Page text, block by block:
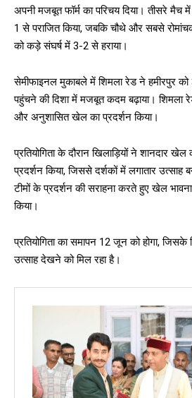
अपनी मजबूत फॉर्म का परिचय दिया। तीसरे मैच
1 से पराजित किया, जबकि चौथे और सबसे
को कड़े संघर्ष में 3-2 से हराया।
सेमीफाइनल मुकाबले में शिमला रेड ने हमीरपुर
पहुंचने की दिशा में मजबूत कदम बढ़ाया। शिमला
और अनुशासित खेल का प्रदर्शन किया।
प्रतियोगिता के दौरान खिलाड़ियों ने शानदार
प्रदर्शन किया, जिससे दर्शकों में लगातार उत्साह
टीमों के प्रदर्शन की सराहना करते हुए खेल
किया।
प्रतियोगिता का समापन 12 जून को होगा,
उत्साह देखने को मिल रहा है।